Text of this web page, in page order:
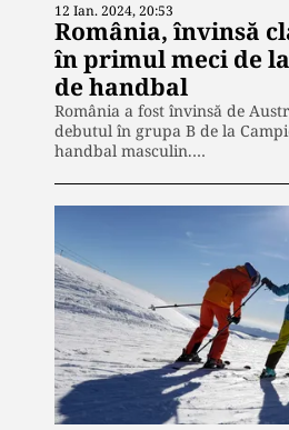
12 Ian. 2024, 20:53
România, învinsă
în primul meci de
de handbal
România a fost învinsă de
debutul în grupa B de la
handbal masculin.…